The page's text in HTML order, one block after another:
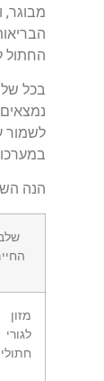
מבוגר,
החתול
בכל
לשמור
הנה
מזון
לגורי